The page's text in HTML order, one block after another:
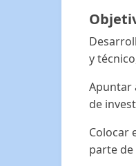
y
Apuntar
de
Colocar
parte